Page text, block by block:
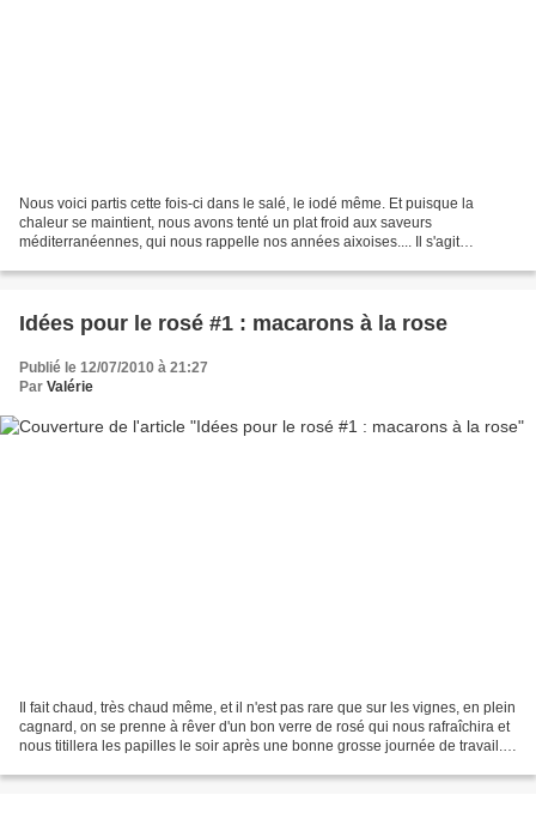
Nous voici partis cette fois-ci dans le salé, le iodé même. Et puisque la
chaleur se maintient, nous avons tenté un plat froid aux saveurs
méditerranéennes, qui nous rappelle nos années aixoises.... Il s'agit
Idées pour le rosé #1 : macarons à la rose
Publié le 12/07/2010 à 21:27
Par Valérie
Il fait chaud, très chaud même, et il n'est pas rare que sur les vignes, en plein
cagnard, on se prenne à rêver d'un bon verre de rosé qui nous rafraîchira et
nous titillera les papilles le soir après une bonne grosse journée de travail...